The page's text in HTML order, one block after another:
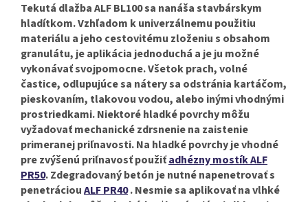
Tekutá dlažba ALF BL100 sa nanáša stavbárskym
hladítkom.Vzhľadom k univerzálnemu použitiu
materiálu a jeho cestovitému zloženiu s obsahom
granulátu, je aplikácia jednoduchá a je ju možné
vykonávať svojpomocne.Všetok prach, volné
častice, odlupujúce sa nátery sa odstránia kartáčom,
pieskovaním, tlakovou vodou, alebo inými vhodnými
prostriedkami. Niektoré hladké povrchy môžu
vyžadovať mechanické zdrsnenie na zaistenie
primeranej priľnavosti. Na hladké povrchy je vhodné
pre zvýšenú priľnavosť použiťadhézny mostík ALF
PR50. Zdegradovaný betón je nutné napenetrovať s
penetráciouALF PR40. Nesmie sa aplikovať na vlhké